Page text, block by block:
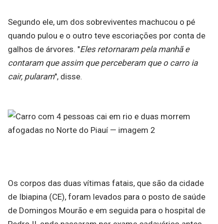
Segundo ele, um dos sobreviventes machucou o pé
quando pulou e o outro teve escoriações por conta de
galhos de árvores. "Eles retornaram pela manhã e
contaram que assim que perceberam que o carro ia
cair, pularam", disse.
Os corpos das duas vítimas fatais, que são da cidade
de Ibiapina (CE), foram levados para o posto de saúde
de Domingos Mourão e em seguida para o hospital de